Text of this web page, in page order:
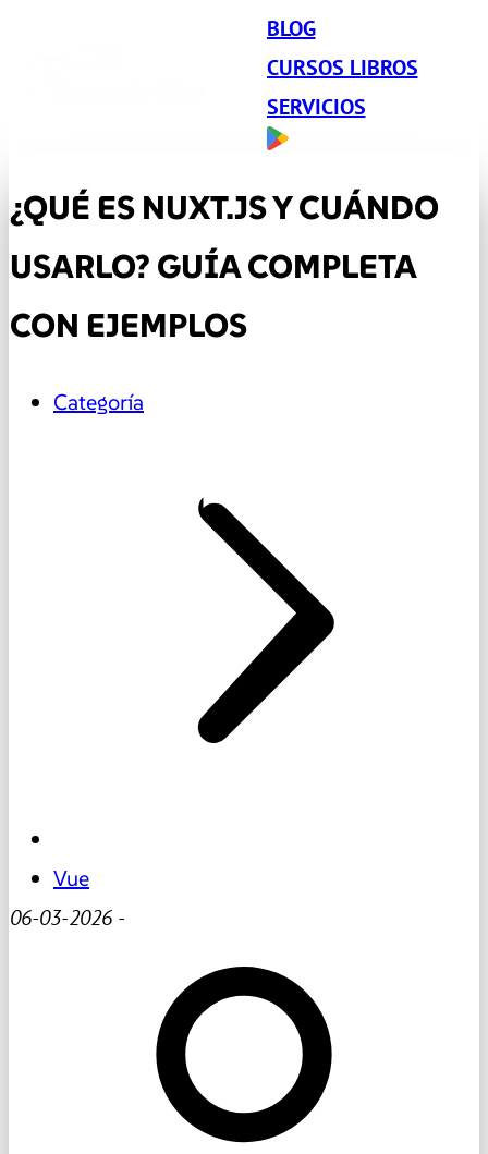
BLOG
CURSOS LIBROS
SERVICIOS
¿QUÉ ES NUXT.JS Y CUÁNDO
USARLO? GUÍA COMPLETA
CON EJEMPLOS
Categoría
Vue
06-03-2026 -